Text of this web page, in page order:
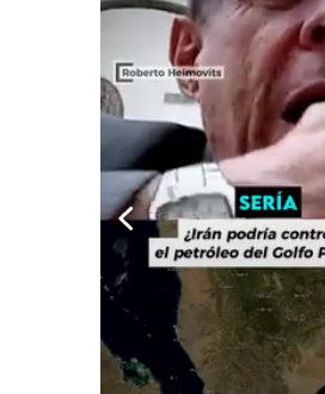
Frecuentes